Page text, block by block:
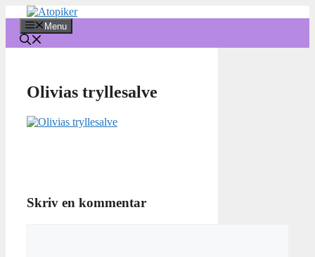
indhold
Menu
Olivias tryllesalve
Skriv en kommentar